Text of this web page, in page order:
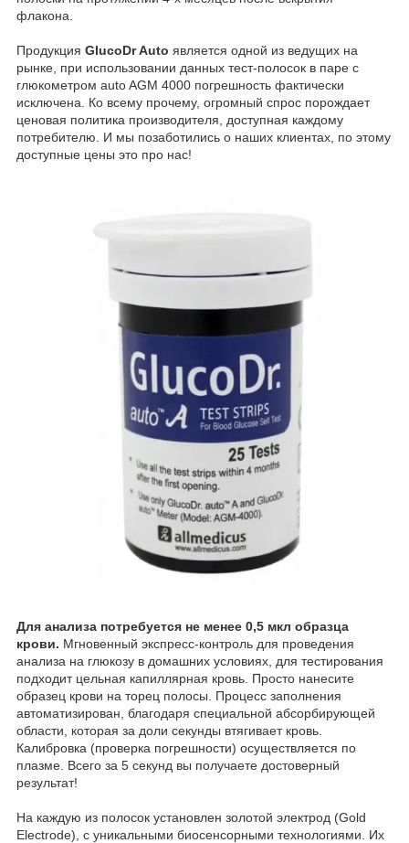
флакона.
Продукция GlucoDr Auto является одной из ведущих на
рынке, при использовании данных тест-полосок в паре с
глюкометром auto AGM 4000 погрешность фактически
исключена. Ко всему прочему, огромный спрос порождает
ценовая политика производителя, доступная каждому
потребителю. И мы позаботились о наших клиентах, по этому
доступные цены это про нас!
Для анализа потребуется не менее 0,5 мкл образца
крови. Мгновенный экспресс-контроль для проведения
анализа на глюкозу в домашних условиях, для тестирования
подходит цельная капиллярная кровь. Просто нанесите
образец крови на торец полосы. Процесс заполнения
автоматизирован, благодаря специальной абсорбирующей
области, которая за доли секунды втягивает кровь.
Калибровка (проверка погрешности) осуществляется по
плазме. Всего за 5 секунд вы получаете достоверный
результат!
На каждую из полосок установлен золотой электрод (Gold
Electrode), с уникальными биосенсорными технологиями. Их